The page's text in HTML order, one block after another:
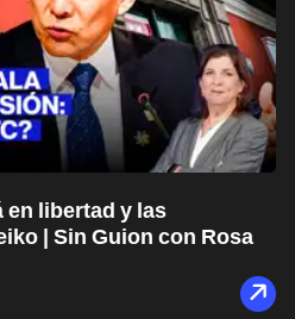
en libertad y las
| Sin Guion con Rosa